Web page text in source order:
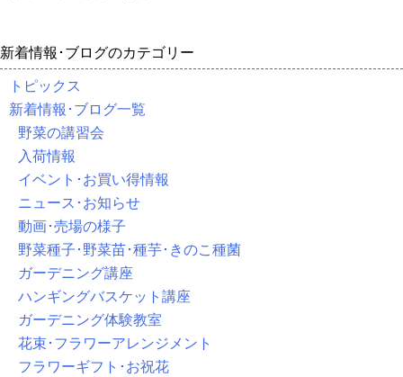
新着情報･ブログのカテゴリー
トピックス
新着情報･ブログ一覧
野菜の講習会
入荷情報
イベント･お買い得情報
ニュース･お知らせ
動画･売場の様子
野菜種子･野菜苗･種芋･きのこ種菌
ガーデニング講座
ハンギングバスケット講座
ガーデニング体験教室
花束･フラワーアレンジメント
フラワーギフト･お祝花